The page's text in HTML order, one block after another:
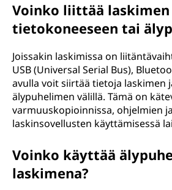
Voinko liittää laskimen
tietokoneeseen tai
Joissakin laskimissa on
USB (Universal Serial Bus),
avulla voit siirtää tietoja laskimen
älypuhelimen välillä. Tämä on
varmuuskopioinnissa, ohjelmien
laskinsovellusten käyttämisessä
Voinko käyttää
laskimena?